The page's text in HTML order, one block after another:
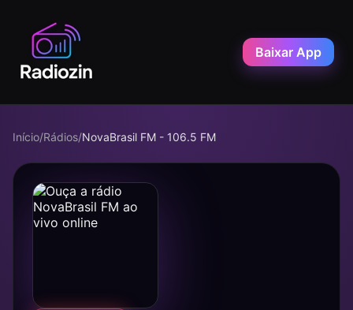
Baixar App
Início/Rádios/NovaBrasil FM - 106.5 FM